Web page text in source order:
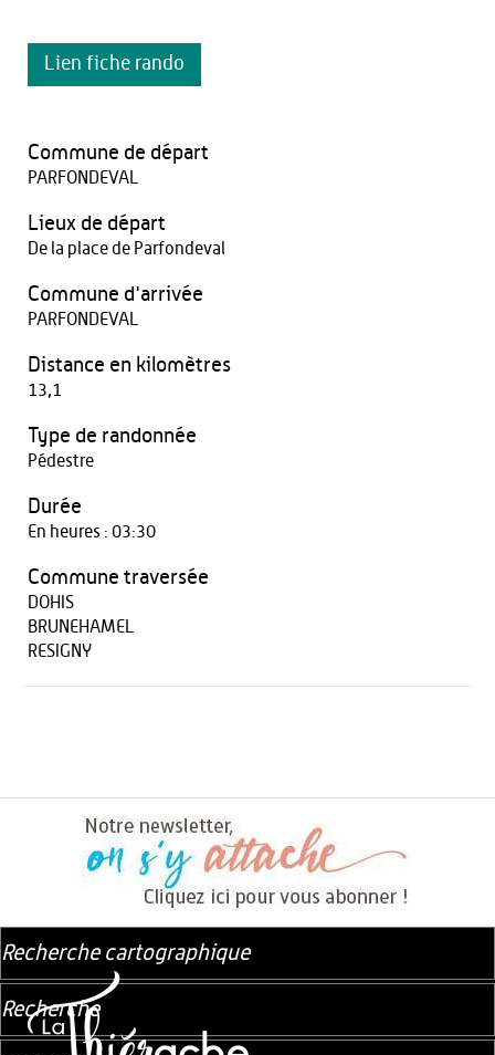
Lien fiche rando
Commune de départ
PARFONDEVAL
Lieux de départ
De la place de Parfondeval
Commune d'arrivée
PARFONDEVAL
Distance en kilomètres
13,1
Type de randonnée
Pédestre
Durée
En heures : 03:30
Commune traversée
DOHIS
BRUNEHAMEL
RESIGNY
Recherche cartographique
Recherche